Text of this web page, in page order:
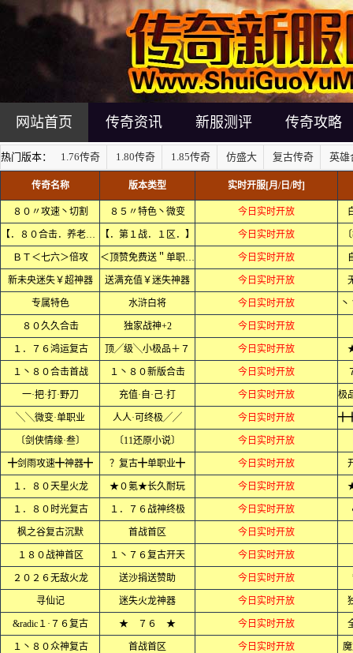
网站首页 传奇资讯 新服测评 传奇攻略
热门版本： 1.76传奇 1.80传奇 1.85传奇 仿盛大 复古传奇 英雄
传奇名称 版本类型 实时开服[月/日/时]
８０〃攻速丶切割 ８５〃特色丶微变 今日实时开放
【．８０合击．养老．】 【．第１战．１区．】 今日实时开放
ＢＴ＜七六＞倍攻 ＜顶赞免费送＂单职业＞ 今日实时开放
新未央迷失￥超神器 送满充值￥迷失神器 今日实时开放
专属特色 水浒白将 今日实时开放
８０久久合击 独家战神+2 今日实时开放
１．７６鸿运复古 顶╱级╲小极品＋７ 今日实时开放
１丶８０合击首战 １丶８０新版合击 今日实时开放
一·把·打·野刀 充值·自·己·打 今日实时开放
╲╲微变·单职业 人人·可终极╱╱ 今日实时开放
〔剑侠情缘·叁〕 〔11还原小说〕 今日实时开放
╋剑雨攻速╋神器╋ ？复古╋单职业╋ 今日实时开放
１．８０天星火龙 ★０氪★长久耐玩 今日实时开放
１．８０时光复古 １．７６战神终极 今日实时开放
枫之谷复古沉默 首战首区 今日实时开放
１８０战神首区 １丶７６复古开天 今日实时开放
２０２６无敌火龙 送沙捐送赞助 今日实时开放
寻仙记 迷失火龙神器 今日实时开放
&radic１·７６复古 ★ ７６ ★ 今日实时开放
１丶８０众神复古 首战首区 今日实时开放